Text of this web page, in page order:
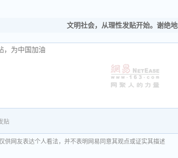
文明社会，从理性发贴开始。谢绝地
贴
供网友表达个人看法，并不表明网易同意其观点或证实其描述